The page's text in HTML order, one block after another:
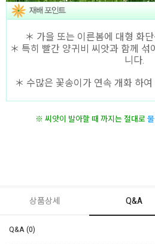
＊ 가을 또는 이른봄에 대형 화
＊ 특히 빨간 양귀비 씨앗과 함께
니다.
＊ 수많은 꽃송이가 연속 개화 하
※ 씨앗이 발아할 때 까지는 절대로 물
상품상세 Q&A
Q&A (0)